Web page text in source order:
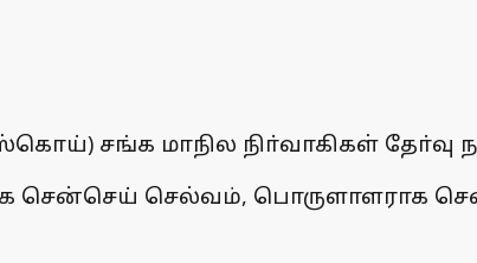
சங்க மாநில நிா்வாகிகள் தோ்வு
சென்செய் செல்வம், பொருளாளராக